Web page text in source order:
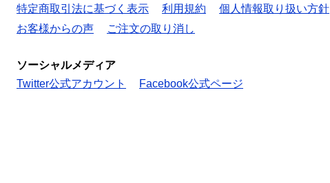
特定商取引法に基づく表示
利用規約 個人情報取り扱い方針
お客様からの声
ご注文の取り消し
ソーシャルメディア
Twitter公式アカウント
Facebook公式ページ